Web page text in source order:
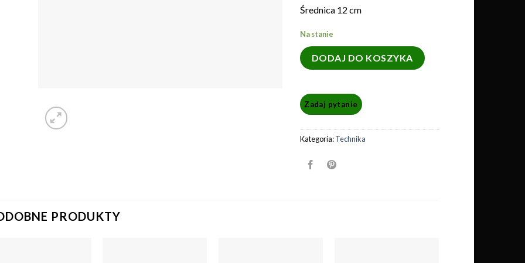
Średnica 12 cm
Na stanie
DODAJ DO KOSZYKA
Kategoria:Technika
PRODUKTY